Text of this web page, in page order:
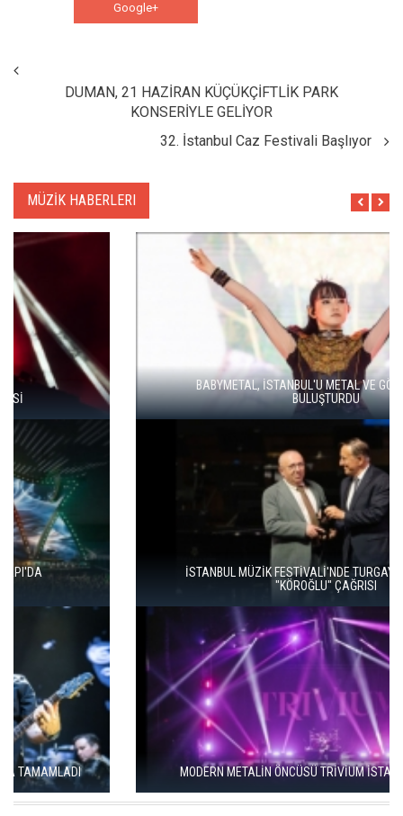
Google+
DUMAN, 21 HAZİRAN KÜÇÜKÇİFTLİK PARK
KONSERİYLE GELİYOR
32. İstanbul Caz Festivali Başlıyor
MÜZİK HABERLERI
BABYMETAL, İSTANBUL'U METAL VE GÖRSEL ŞOVLA
BULUŞTURDU
İSTANBUL MÜZİK FESTİVALİ'NDE TURGAY ERDENER'DEN
MODERN METALİN ÖNCÜSÜ TRİVİUM İSTANBUL'A GELİYOR